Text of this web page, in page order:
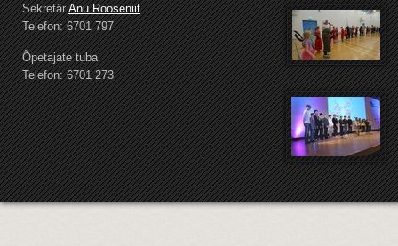
SekretärAnu Rooseniit
Telefon: 6701 797
Õpetajate tuba
Telefon: 6701 273